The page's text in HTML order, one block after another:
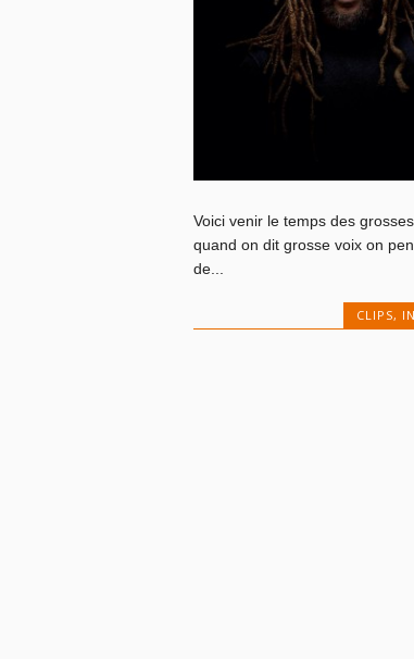
Voici venir le temps des
quand on dit grosse voix on
de...
CLIPS,